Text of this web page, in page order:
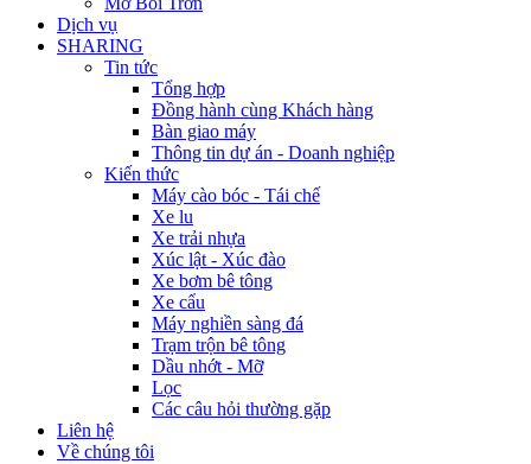
Dịch vụ
SHARING
Tin tức
Tổng hợp
Đồng hành cùng Khách hàng
Bàn giao máy
Thông tin dự án - Doanh nghiệp
Kiến thức
Máy cào bóc - Tái chế
Xe lu
Xe trải nhựa
Xúc lật - Xúc đào
Xe bơm bê tông
Xe cẩu
Máy nghiền sàng đá
Trạm trộn bê tông
Dầu nhớt - Mỡ
Lọc
Các câu hỏi thường gặp
Liên hệ
Về chúng tôi